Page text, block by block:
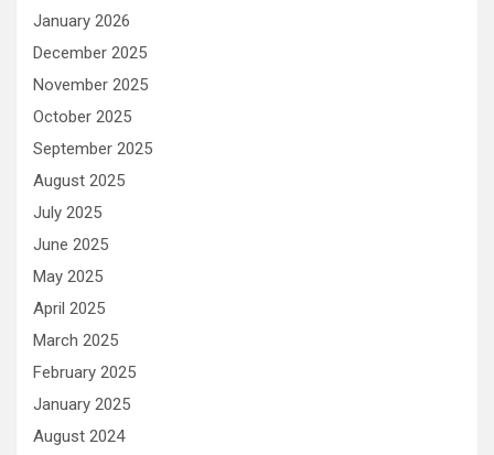
January 2026
December 2025
November 2025
October 2025
September 2025
August 2025
July 2025
June 2025
May 2025
April 2025
March 2025
February 2025
January 2025
August 2024